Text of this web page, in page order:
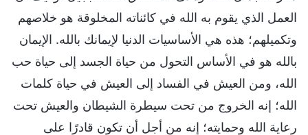
العمل الذي يقوم به الله في كائناته المخلوقة هو خلاصهم
وتكميلهم؛ هذه هي الأساسيات الدنيا لإيمانك بالله. الإيمان
بالله هو في الأساس التحول من حياة الجسد إلى حياة حب
الله، ومن العيش في الفساد إلى العيش في حياة كلمات
الله؛ إنه الخروج من تحت سيطرة الشيطان والعيش تحت
رعاية الله وحمايته؛ إنه من أجل أن تكون قادرًا على